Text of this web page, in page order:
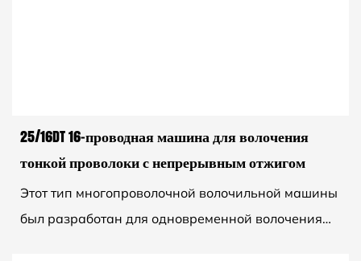
25/16DT 16-проводная машина для волочения
тонкой проволоки с непрерывным отжигом
Этот тип многопроволочной волочильной машины
был разработан для одновременной волочения